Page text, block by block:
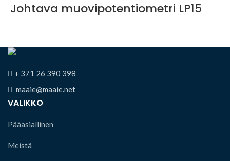
Johtava muovipotentiometri LP15
+ 371 26 390 398
maaie@maaie.net
VALIKKO
Pääasiallinen
Meistä